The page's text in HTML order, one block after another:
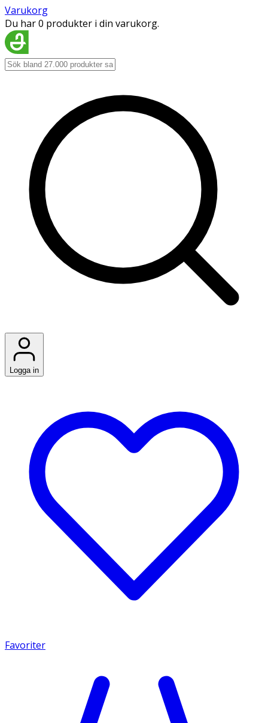
Varukorg
Du har 0 produkter i din varukorg.
Logga in
Favoriter